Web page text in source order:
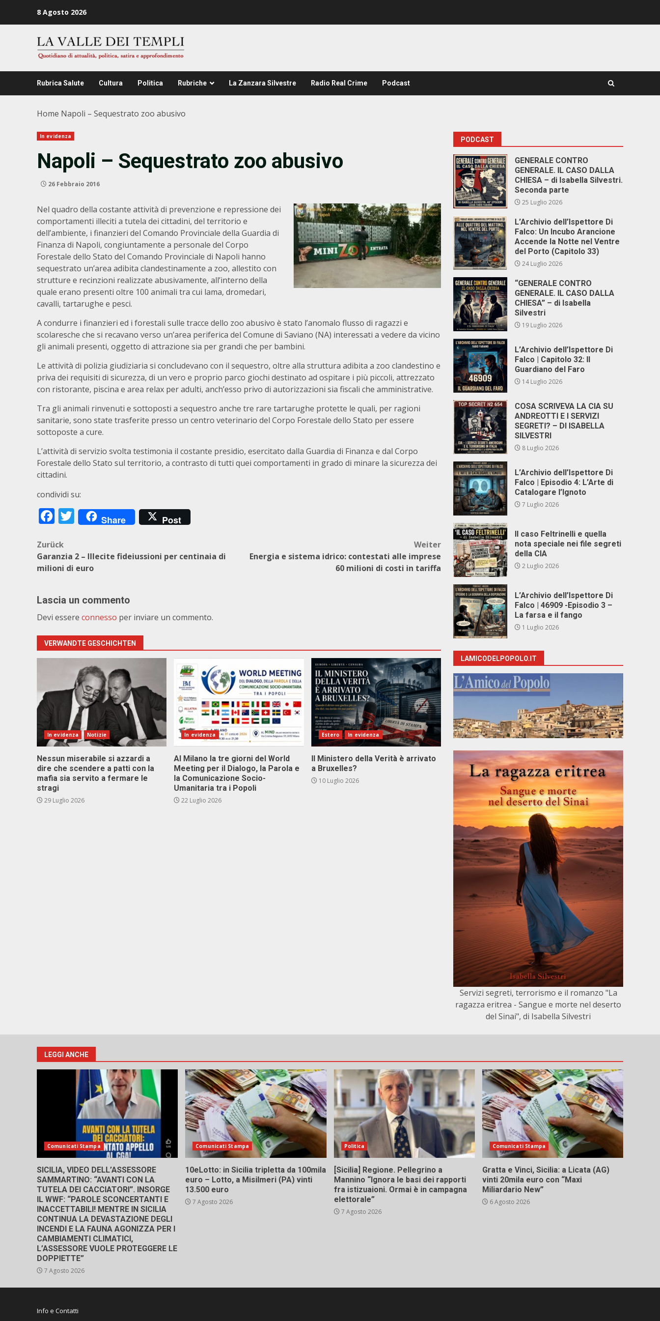
8 Agosto 2026
Rubrica Salute Cultura Politica Rubriche La Zanzara Silvestre Radio Real Crime Podcast
Home Napoli – Sequestrato zoo abusivo
In evidenza
Napoli – Sequestrato zoo abusivo
26 Febbraio 2016
Nel quadro della costante attività di prevenzione e repressione dei
comportamenti illeciti a tutela dei cittadini, del territorio e
dell’ambiente, i finanzieri del Comando Provinciale della Guardia di
Finanza di Napoli, congiuntamente a personale del Corpo
Forestale dello Stato del Comando Provinciale di Napoli hanno
sequestrato un’area adibita clandestinamente a zoo, allestito con
strutture e recinzioni realizzate abusivamente, all’interno della
quale erano presenti oltre 100 animali tra cui lama, dromedari,
cavalli, tartarughe e pesci.
A condurre i finanzieri ed i forestali sulle tracce dello zoo abusivo è stato l’anomalo flusso di ragazzi e
scolaresche che si recavano verso un’area periferica del Comune di Saviano (NA) interessati a vedere da vicino
gli animali presenti, oggetto di attrazione sia per grandi che per bambini.
Le attività di polizia giudiziaria si concludevano con il sequestro, oltre alla struttura adibita a zoo clandestino e
priva dei requisiti di sicurezza, di un vero e proprio parco giochi destinato ad ospitare i più piccoli, attrezzato
con ristorante, piscina e area relax per adulti, anch’esso privo di autorizzazioni sia fiscali che amministrative.
Tra gli animali rinvenuti e sottoposti a sequestro anche tre rare tartarughe protette le quali, per ragioni
sanitarie, sono state trasferite presso un centro veterinario del Corpo Forestale dello Stato per essere
sottoposte a cure.
L’attività di servizio svolta testimonia il costante presidio, esercitato dalla Guardia di Finanza e dal Corpo
Forestale dello Stato sul territorio, a contrasto di tutti quei comportamenti in grado di minare la sicurezza dei
cittadini.
condividi su:
Facebook
Twitter
Share Post
Beitragsnavigation
Zurück
Garanzia 2 – Illecite fideiussioni per centinaia di
milioni di euro
Weiter
Energia e sistema idrico: contestati alle imprese
60 milioni di costi in tariffa
Lascia un commento
Devi essere connesso per inviare un commento.
VERWANDTE GESCHICHTEN
In evidenza Notizie
Nessun miserabile si azzardi a
dire che scendere a patti con la
mafia sia servito a fermare le
stragi
29 Luglio 2026
In evidenza
Al Milano la tre giorni del World
Meeting per il Dialogo, la Parola e
la Comunicazione Socio-
Umanitaria tra i Popoli
22 Luglio 2026
Estero In evidenza
Il Ministero della Verità è arrivato
a Bruxelles?
10 Luglio 2026
PODCAST
GENERALE CONTRO
GENERALE. IL CASO DALLA
CHIESA – di Isabella Silvestri.
Seconda parte
25 Luglio 2026
L’Archivio dell’Ispettore Di
Falco: Un Incubo Arancione
Accende la Notte nel Ventre
del Porto (Capitolo 33)
24 Luglio 2026
“GENERALE CONTRO
GENERALE. IL CASO DALLA
CHIESA” – di Isabella
Silvestri
19 Luglio 2026
L’Archivio dell’Ispettore Di
Falco | Capitolo 32: Il
Guardiano del Faro
14 Luglio 2026
COSA SCRIVEVA LA CIA SU
ANDREOTTI E I SERVIZI
SEGRETI? – DI ISABELLA
SILVESTRI
8 Luglio 2026
L’Archivio dell’Ispettore Di
Falco | Episodio 4: L’Arte di
Catalogare l’Ignoto
7 Luglio 2026
Il caso Feltrinelli e quella
nota speciale nei file segreti
della CIA
2 Luglio 2026
L’Archivio dell’Ispettore Di
Falco | 46909 -Episodio 3 –
La farsa e il fango
1 Luglio 2026
LAMICODELPOPOLO.IT
Servizi segreti, terrorismo e il romanzo "La
ragazza eritrea - Sangue e morte nel deserto
del Sinai", di Isabella Silvestri
LEGGI ANCHE
Comunicati Stampa
SICILIA, VIDEO DELL’ASSESSORE
SAMMARTINO: “AVANTI CON LA
TUTELA DEI CACCIATORI”. INSORGE
IL WWF: “PAROLE SCONCERTANTI E
INACCETTABILI! MENTRE IN SICILIA
CONTINUA LA DEVASTAZIONE DEGLI
INCENDI E LA FAUNA AGONIZZA PER I
CAMBIAMENTI CLIMATICI,
L’ASSESSORE VUOLE PROTEGGERE LE
DOPPIETTE”
7 Agosto 2026
Comunicati Stampa
10eLotto: in Sicilia tripletta da 100mila
euro – Lotto, a Misilmeri (PA) vinti
13.500 euro
7 Agosto 2026
Politica
[Sicilia] Regione. Pellegrino a
Mannino “Ignora le basi dei rapporti
fra istizuaioni. Ormai è in campagna
elettorale”
7 Agosto 2026
Comunicati Stampa
Gratta e Vinci, Sicilia: a Licata (AG)
vinti 20mila euro con “Maxi
Miliardario New”
6 Agosto 2026
Info e Contatti